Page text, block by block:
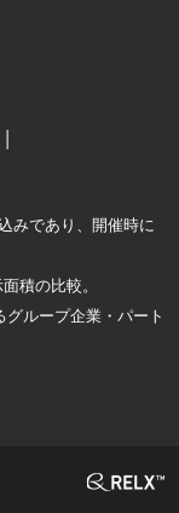
みであり、開催時に
積の比較。
ループ企業・パート